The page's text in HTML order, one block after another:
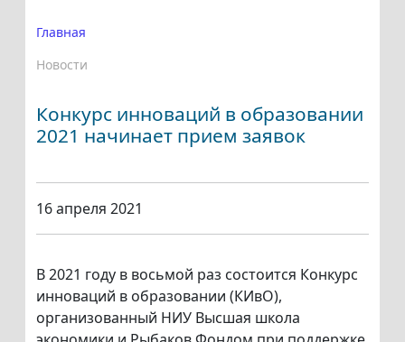
Главная
Новости
Конкурс инноваций в образовании
2021 начинает прием заявок
16 апреля 2021
В 2021 году в восьмой раз состоится Конкурс
инноваций в образовании (КИвО),
организованный НИУ Высшая школа